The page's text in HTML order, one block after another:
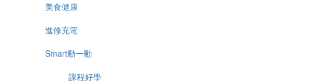
美食健康
進修充電
Smart動一動
課程好學